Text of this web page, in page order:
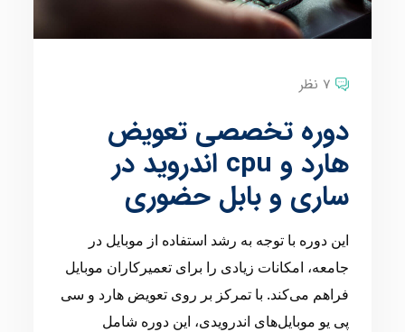
7 نظر
دوره تخصصی تعویض
هارد و cpu اندروید در
ساری و بابل حضوری
این دوره با توجه به رشد استفاده از موبایل در
جامعه، امکانات زیادی را برای تعمیرکاران موبایل
فراهم می‌کند. با تمرکز بر روی تعویض هارد و سی
پی یو موبایل‌های اندرویدی، این دوره شامل